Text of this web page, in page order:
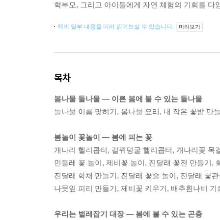
학부모, 그리고 아이들에게 자연 체험의 기회를
책의 일부 내용을 미리 읽어보실 수 있습니다. 미리보기
목차
봄나물 들나물 ― 이른 봄에 볼 수 있는 들나물
들나물 이름 맞히기, 봄나물 요리, 내 작은 꽃밭 만
봄놀이 꽃놀이 ― 봄에 피는 꽃
개나리 헬리콥터, 갈퀴덩굴 헬리콥터, 개나리꽃 목
민들레 꽃 놀이, 제비꽃 놀이, 진달래 꽃전 만들기,
진달래 화채 만들기, 진달래 꽃술 놀이, 진달래 꽃
나뭇잎 피리 만들기, 제비꽃 키우기, 배추흰나비
우리는 벌레잡기 대장 ― 봄에 볼 수 있는 곤충